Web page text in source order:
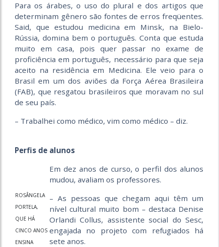
Para os árabes, o uso do plural e dos artigos que
determinam gênero são fontes de erros freqüentes.
Said, que estudou medicina em Minsk, na Bielo-
Rússia, domina bem o português. Conta que estuda
muito em casa, pois quer passar no exame de
proficiência em português, necessário para que seja
aceito na residência em Medicina. Ele veio para o
Brasil em um dos aviões da Força Aérea Brasileira
(FAB), que resgatou brasileiros que moravam no sul
de seu país.
– Trabalhei como médico, vim como médico – diz.
Perfis de alunos
ROSÂNGELA
PORTELA,
QUE HÁ
CINCO ANOS
ENSINA
Em dez anos de curso, o perfil dos alunos
mudou, avaliam os professores.
– As pessoas que chegam aqui têm um
nível cultural muito bom – destaca Denise
Orlandi Collus, assistente social do Sesc,
engajada no projeto com refugiados há
sete anos.